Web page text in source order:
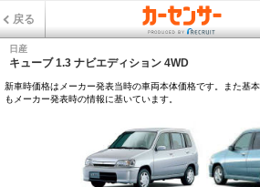
戻る
日産
キューブ 1.3 ナビエディション 4WD
新車時価格はメーカー発表当時の車両本体価格です。また基
もメーカー発表時の情報に基いています。